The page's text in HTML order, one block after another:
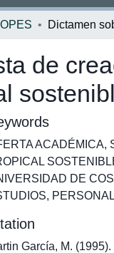
de
ACADÉMICA,
DE
,
García, M.